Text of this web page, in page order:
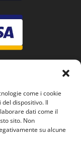
come i cookie
dispositivo. Il
dati come il
sito. Non
su alcune